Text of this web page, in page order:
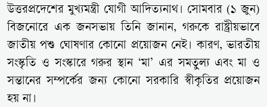
উত্তরপ্রদেশের মুখ্যমন্ত্রী যোগী আদিত্যনাথ। সোমবার (১ জুন)
বিজনোরে এক জনসভায় তিনি জানান, গরুকে রাষ্ট্রীয়ভাবে
জাতীয় পশু ঘোষণার কোনো প্রয়োজন নেই। কারণ, ভারতীয়
সংস্কৃতি ও সংস্কারে গরুর স্থান ‘মা’ এর সমতুল্য এবং মা ও
সন্তানের সম্পর্কের জন্য কোনো সরকারি স্বীকৃতির প্রয়োজন
হয় না।